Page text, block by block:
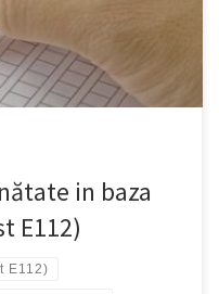
in baza
E112)
E112)